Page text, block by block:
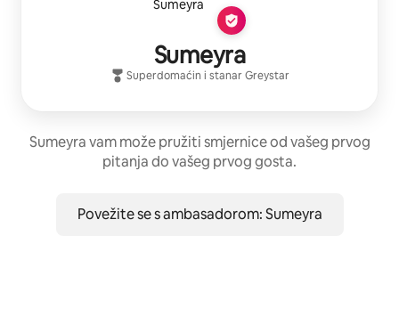
Sumeyra
Superdomaćin i stanarGreystar
Sumeyra vam može pružiti smjernice od vašeg prvog
pitanja do vašeg prvog gosta.
Povežite se s ambasadorom: Sumeyra